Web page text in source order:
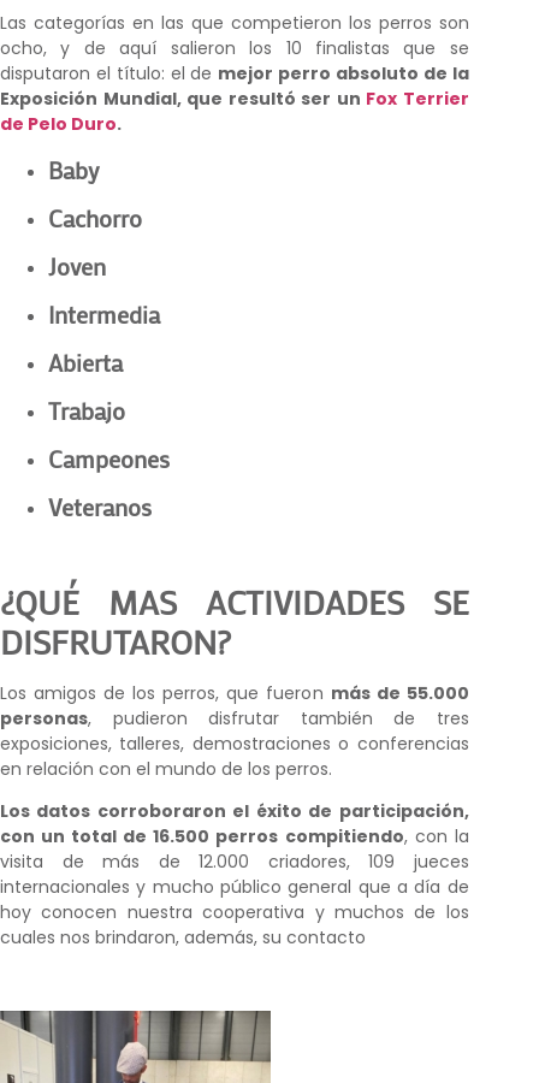
Las categorías en las que competieron los perros son
ocho, y de aquí salieron los 10 finalistas que se
disputaron el título: el de mejor perro absoluto de la
Exposición Mundial, que resultó ser un Fox Terrier
de Pelo Duro.
Baby
Cachorro
Joven
Intermedia
Abierta
Trabajo
Campeones
Veteranos
¿QUÉ MAS ACTIVIDADES SE
DISFRUTARON?
Los amigos de los perros, que fueron más de 55.000
personas, pudieron disfrutar también de tres
exposiciones, talleres, demostraciones o conferencias
en relación con el mundo de los perros.
Los datos corroboraron el éxito de participación,
con un total de 16.500 perros compitiendo, con la
visita de más de 12.000 criadores, 109 jueces
internacionales y mucho público general que a día de
hoy conocen nuestra cooperativa y muchos de los
cuales nos brindaron, además, su contacto